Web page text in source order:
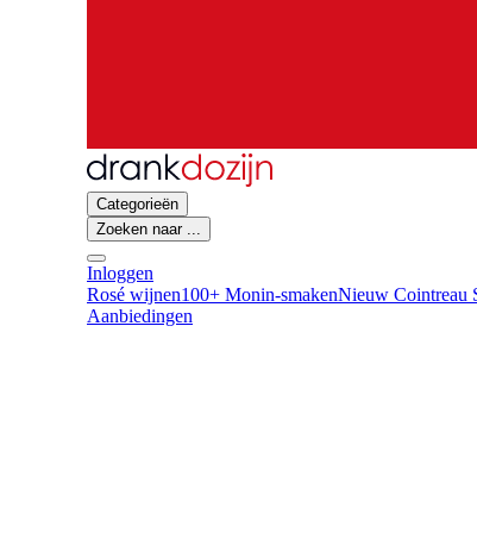
Categorieën
Zoeken naar ...
Inloggen
Rosé wijnen100+ Monin-smakenNieuw Cointreau
Aanbiedingen